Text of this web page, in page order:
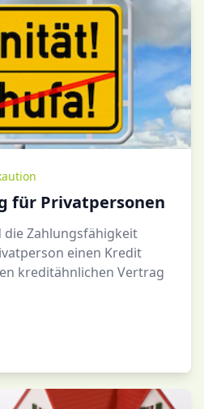
für Privatpersonen
Zahlungsfähigkeit
einen Kredit
kreditähnlichen Vertrag